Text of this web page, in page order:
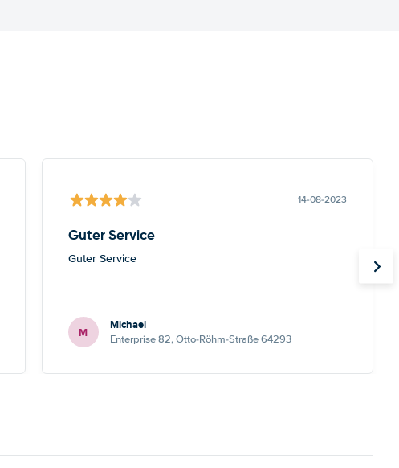
14-08-2023
Guter Service
Guter Service
M Michael
Enterprise 82, Otto-Röhm-Straße 64293